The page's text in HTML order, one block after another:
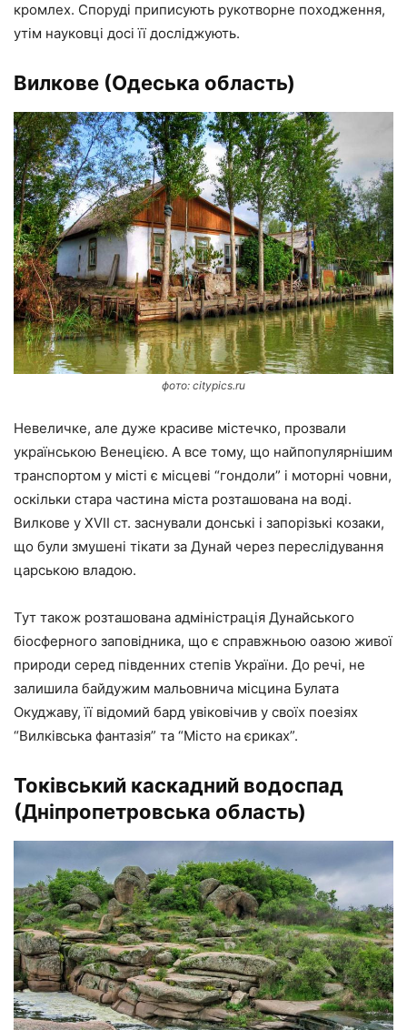
кромлех. Споруді приписують рукотворне походження,
утім науковці досі її досліджують.
Вилкове (Одеська область)
фото: citypics.ru
Невеличке, але дуже красиве містечко, прозвали
українською Венецією. А все тому, що найпопулярнішим
транспортом у місті є місцеві “гондоли” і моторні човни,
оскільки стара частина міста розташована на воді.
Вилкове у ХVII ст. заснували донські і запорізькі козаки,
що були змушені тікати за Дунай через переслідування
царською владою.
Тут також розташована адміністрація Дунайського
біосферного заповідника, що є справжньою оазою живої
природи серед південних степів України. До речі, не
залишила байдужим мальовнича місцина Булата
Окуджаву, її відомий бард увіковічив у своїх поезіях
“Вилківська фантазія” та “Місто на єриках”.
Токівський каскадний водоспад
(Дніпропетровська область)